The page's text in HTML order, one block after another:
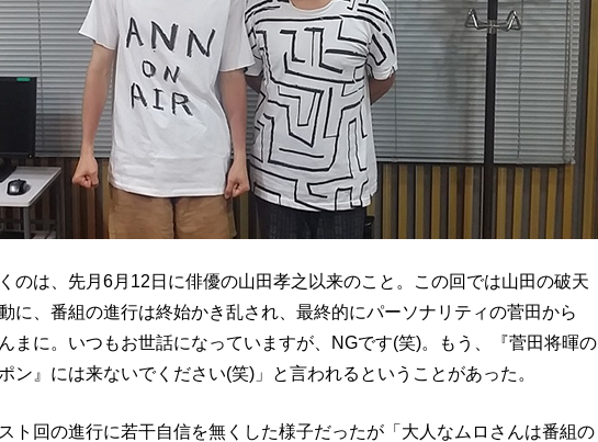
のは、先月6月12日に俳優の山田孝之以来のこと。この回では山田の破天
に、番組の進行は終始かき乱され、最終的にパーソナリティの菅田から
まに。いつもお世話になっていますが、NGです(笑)。もう、『菅田将暉の
ン』には来ないでください(笑)」と言われるということがあった。
ト回の進行に若干自信を無くした様子だったが「大人なムロさんは番組の